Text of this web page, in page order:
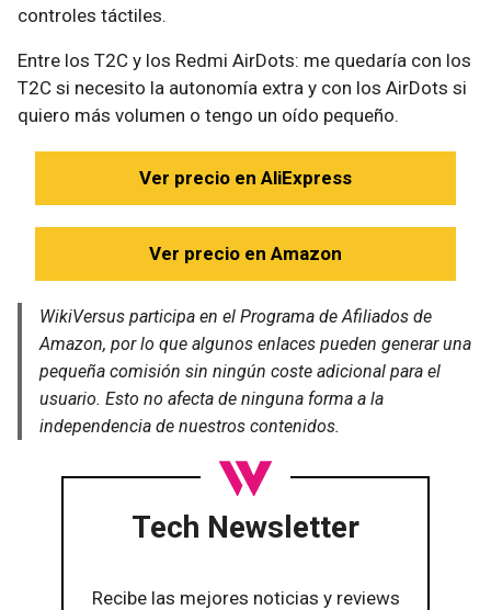
controles táctiles.
Entre los T2C y los Redmi AirDots: me quedaría con los
T2C si necesito la autonomía extra y con los AirDots si
quiero más volumen o tengo un oído pequeño.
Ver precio en AliExpress
Ver precio en Amazon
WikiVersus participa en el Programa de Afiliados de
Amazon, por lo que algunos enlaces pueden generar una
pequeña comisión sin ningún coste adicional para el
usuario. Esto no afecta de ninguna forma a la
independencia de nuestros contenidos.
Tech Newsletter
Recibe las mejores noticias y reviews